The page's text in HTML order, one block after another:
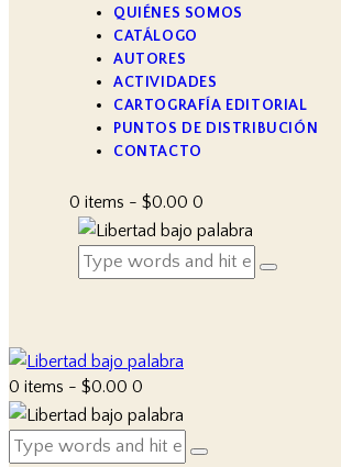
QUIÉNES SOMOS
CATÁLOGO
AUTORES
ACTIVIDADES
CARTOGRAFÍA EDITORIAL
PUNTOS DE DISTRIBUCIÓN
CONTACTO
0 items - $0.00 0
0 items - $0.00 0